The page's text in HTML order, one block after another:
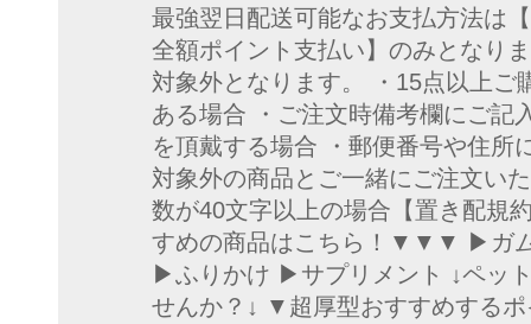
最強翌日配送可能なお支払方法は
全額ポイント支払い】のみとなり
対象外となります。 ・15点以上ご
ある場合 ・ご注文時備考欄にご記
を頂戴する場合 ・郵便番号や住所
対象外の商品とご一緒にご注文い
数が40文字以上の場合【置き配
すめの商品はこちら！▼▼▼ ▶ガ
▶ふりかけ ▶サプリメント ↓ペッ
せんか？↓ ▼超厚型おすすめする